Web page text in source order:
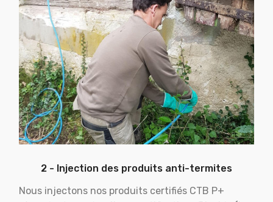
2 - Injection des produits anti-termites
Nous injectons nos produits certifiés CTB P+